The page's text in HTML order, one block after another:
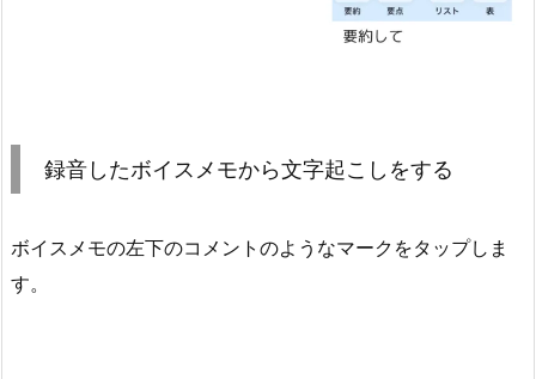
録音したボイスメモから文字起こしをする
ボイスメモの左下のコメントのようなマークをタップしま
す。